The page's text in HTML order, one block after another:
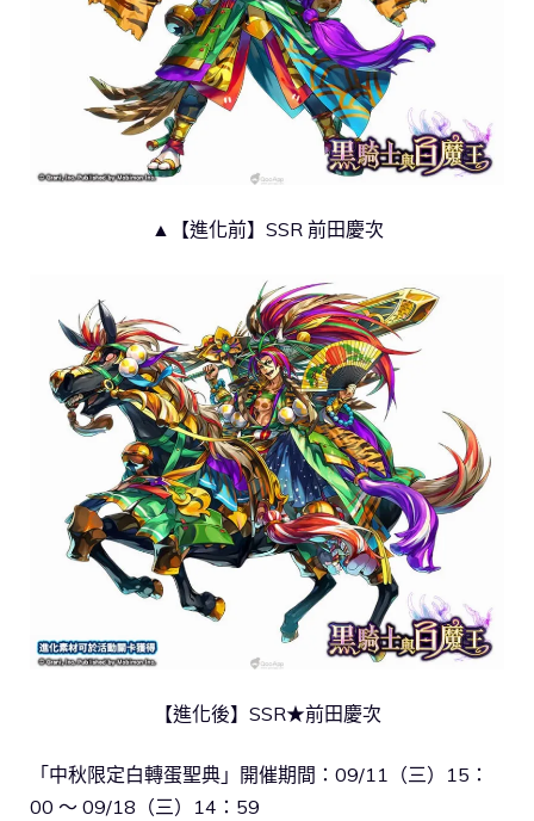
▲【進化前】SSR 前田慶次
【進化後】SSR★前田慶次
「中秋限定白轉蛋聖典」開催期間：09/11（三）15：
00 ～ 09/18（三）14：59